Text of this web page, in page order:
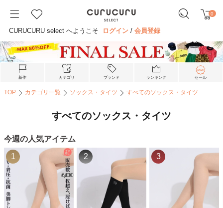
0
CURUCURU select へようこそ ログイン /会員登録
新作 カテゴリ ブランド ランキング セール
TOP カテゴリ一覧 ソックス・タイツ すべてのソックス・タイツ
すべてのソックス・タイツ
今週の人気アイテム
1 2 3